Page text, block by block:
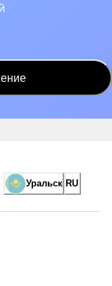
Уральск RU